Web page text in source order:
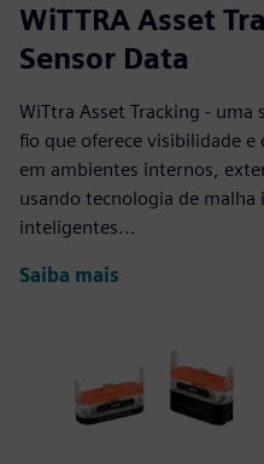
WiTTRA Asset
Sensor Data
WiTtra Asset Tracking - uma
fio que oferece visibilidade
em ambientes internos,
usando tecnologia de malha
inteligentes...
Saiba mais